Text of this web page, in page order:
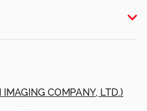
IMAGING COMPANY, LTD.)